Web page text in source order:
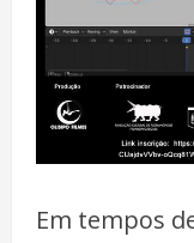
Em tempos